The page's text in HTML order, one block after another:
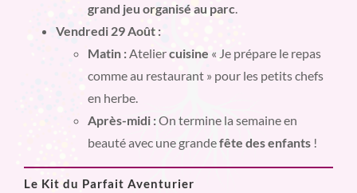
grand jeu organisé au parc.
Vendredi 29 Août :
Matin :Ateliercuisine « Je prépare le repas
comme au restaurant » pour les petits chefs
en herbe.
Après-midi :On termine la semaine en
beauté avec une grandefête des enfants !
Le Kit du Parfait Aventurier